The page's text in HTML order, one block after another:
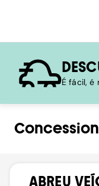
É fácil, é
ABREU